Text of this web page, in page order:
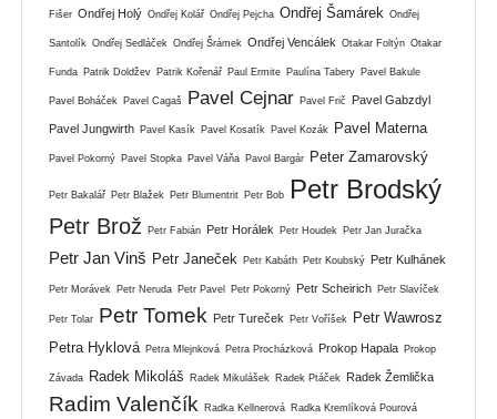
Fišer Ondřej Holý Ondřej Kolář Ondřej Pejcha Ondřej Šamárek Ondřej
Santolík Ondřej Sedláček Ondřej Šrámek Ondřej Vencálek Otakar Foltýn Otakar
Funda Patrik Doldžev Patrik Kořenář Paul Ermite Paulína Tabery Pavel Bakule
Pavel Boháček Pavel Cagaš Pavel Cejnar Pavel Frič Pavel Gabzdyl
Pavel Jungwirth Pavel Kasík Pavel Kosatík Pavel Kozák Pavel Materna
Pavel Pokorný Pavel Stopka Pavel Váňa Pavol Bargár Peter Zamarovský
Petr Bakalář Petr Blažek Petr Blumentrit Petr Bob Petr Brodský
Petr Brož Petr Fabián Petr Horálek Petr Houdek Petr Jan Juračka
Petr Jan Vinš Petr Janeček Petr Kabáth Petr Koubský Petr Kulhánek
Petr Morávek Petr Neruda Petr Pavel Petr Pokorný Petr Scheirich Petr Slavíček
Petr Tolar Petr Tomek Petr Tureček Petr Voříšek
Petr Wawrosz
Petra Hyklová Petra Mlejnková Petra Procházková Prokop Hapala Prokop
Závada Radek Mikoláš Radek Mikulášek Radek Ptáček Radek Žemlička
Radim Valenčík Radka Kellnerová Radka Kremlíková Pourová